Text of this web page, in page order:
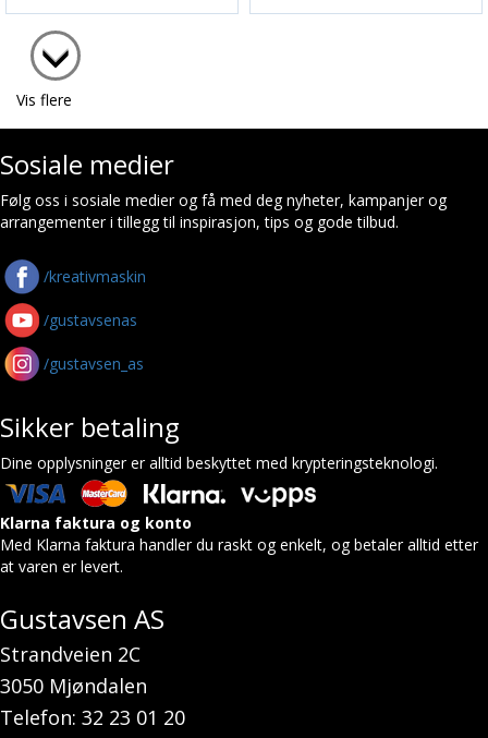
Vis flere
Sosiale medier
Følg oss i sosiale medier og få med deg nyheter, kampanjer og
arrangementer i tillegg til inspirasjon, tips og gode tilbud.
/kreativmaskin
/gustavsenas
/gustavsen_as
Sikker betaling
Dine opplysninger er alltid beskyttet med krypteringsteknologi.
Klarna faktura og konto
Med Klarna faktura handler du raskt og enkelt, og betaler alltid etter
at varen er levert.
Gustavsen AS
Strandveien 2C
3050 Mjøndalen
Telefon: 32 23 01 20